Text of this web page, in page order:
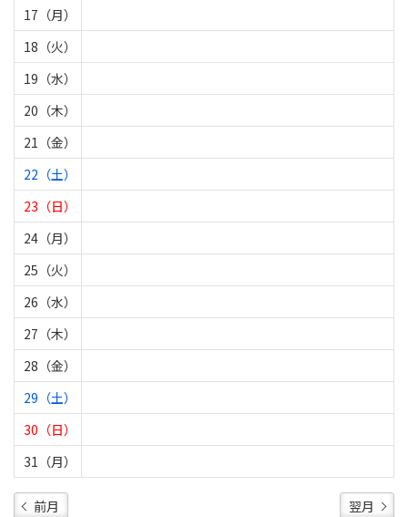
17（月）
18（火）
19（水）
20（木）
21（金）
22（土）
23（日）
24（月）
25（火）
26（水）
27（木）
28（金）
29（土）
30（日）
31（月）
前月 翌月